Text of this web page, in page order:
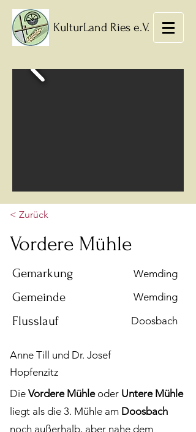
KulturLand Ries e.V.
< Zurück
Vordere Mühle
Wemding
Gemarkung
Wemding
Gemeinde
Doosbach
Flusslauf
Anne Till und Dr. Josef
Hopfenzitz
Die Vordere Mühle oder Untere Mühle
liegt als die 3. Mühle am Doosbach
noch außerhalb, aber nahe dem